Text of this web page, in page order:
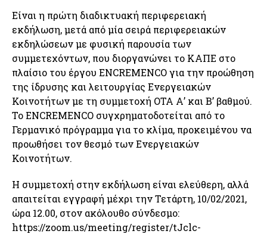
Είναι η πρώτη διαδικτυακή περιφερειακή
εκδήλωση, μετά από μία σειρά περιφερειακών
εκδηλώσεων με φυσική παρουσία των
συμμετεχόντων, που διοργανώνει το ΚΑΠΕ στο
πλαίσιο του έργου ENCREMENCO για την προώθηση
της ίδρυσης και λειτουργίας Ενεργειακών
Κοινοτήτων με τη συμμετοχή ΟΤΑ Α’ και Β’ βαθμού.
Το ENCREMENCO συγχρηματοδοτείται από το
Γερμανικό πρόγραμμα για το κλίμα, προκειμένου να
προωθήσει τον θεσμό των Ενεργειακών
Κοινοτήτων.
Η συμμετοχή στην εκδήλωση είναι ελεύθερη, αλλά
απαιτείται εγγραφή μέχρι την Τετάρτη, 10/02/2021,
ώρα 12.00, στον ακόλουθο σύνδεσμο:
https://zoom.us/meeting/register/tJclc-